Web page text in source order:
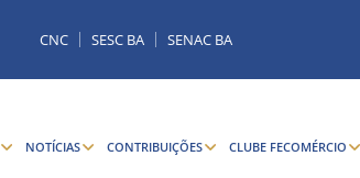
CNC SESC BA SENAC BA
NOTÍCIAS CONTRIBUIÇÕES CLUBE FECOMÉRCIO